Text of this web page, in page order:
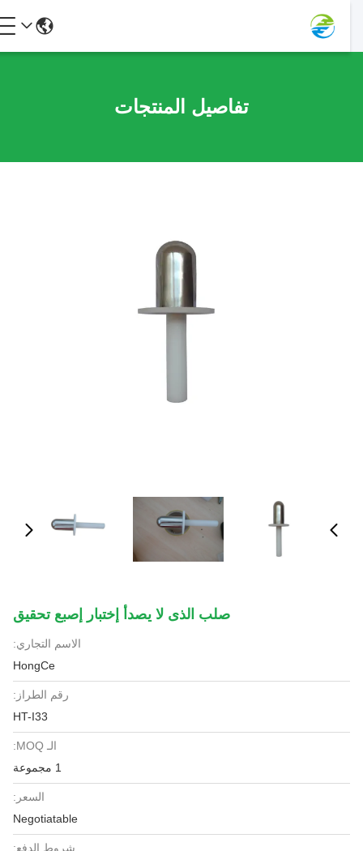
تفاصيل المنتجات
صلب الذى لا يصدأ إختبار إصبع تحقيق
الاسم التجاري:
HongCe
رقم الطراز:
HT-I33
الـ MOQ:
السعر:
Negotiatable
شروط الدفع: